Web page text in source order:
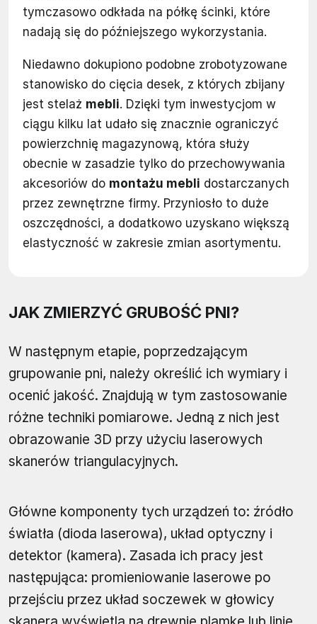
tymczasowo odkłada na półkę ścinki, które
nadają się do późniejszego wykorzystania.
Niedawno dokupiono podobne zrobotyzowane
stanowisko do cięcia desek, z których zbijany
jest stelaż mebli. Dzięki tym inwestycjom w
ciągu kilku lat udało się znacznie ograniczyć
powierzchnię magazynową, która służy
obecnie w zasadzie tylko do przechowywania
akcesoriów do montażu mebli dostarczanych
przez zewnętrzne firmy. Przyniosło to duże
oszczędności, a dodatkowo uzyskano większą
elastyczność w zakresie zmian asortymentu.
JAK ZMIERZYĆ GRUBOŚĆ PNI?
W następnym etapie, poprzedzającym
grupowanie pni, należy określić ich wymiary i
ocenić jakość. Znajdują w tym zastosowanie
różne techniki pomiarowe. Jedną z nich jest
obrazowanie 3D przy użyciu laserowych
skanerów triangulacyjnych.
Główne komponenty tych urządzeń to: źródło
światła (dioda laserowa), układ optyczny i
detektor (kamera). Zasada ich pracy jest
następująca: promieniowanie laserowe po
przejściu przez układ soczewek w głowicy